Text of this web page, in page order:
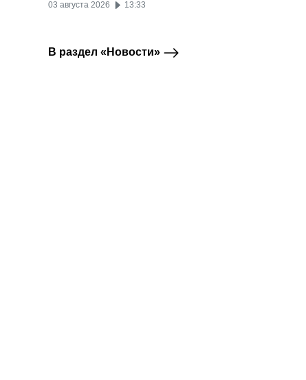
03 августа 2026 13:33
В раздел «Новости»